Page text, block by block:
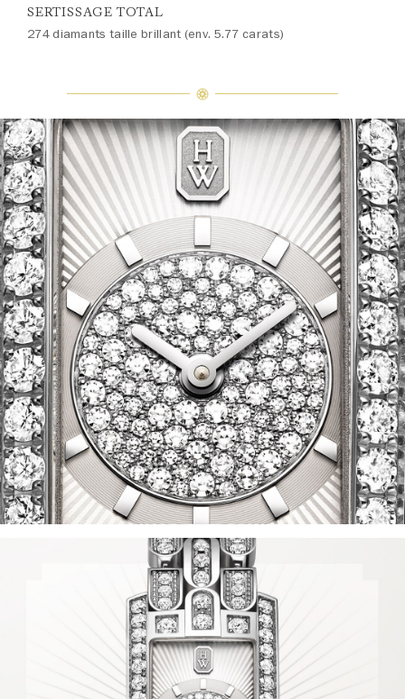
SERTISSAGE TOTAL
274 diamants taille brillant (env. 5.77 carats)